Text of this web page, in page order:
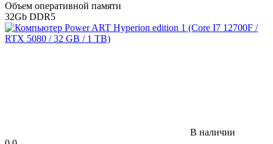
Объем оперативной памяти
32Gb DDR5
В наличии